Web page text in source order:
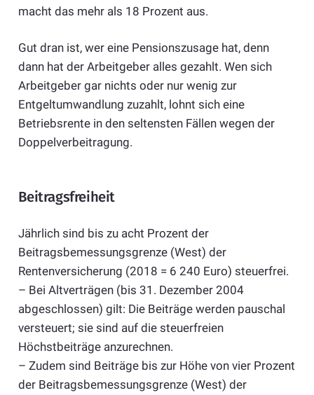
macht das mehr als 18 Prozent aus.
Gut dran ist, wer eine Pensionszusage hat, denn
dann hat der Arbeitgeber alles gezahlt. Wen sich
Arbeitgeber gar nichts oder nur wenig zur
Entgeltumwandlung zuzahlt, lohnt sich eine
Betriebsrente in den seltensten Fällen wegen der
Doppelverbeitragung.
Beitragsfreiheit
Jährlich sind bis zu acht Prozent der
Beitragsbemessungsgrenze (West) der
Rentenversicherung (2018 = 6 240 Euro) steuerfrei.
– Bei Altverträgen (bis 31. Dezember 2004
abgeschlossen) gilt: Die Beiträge werden pauschal
versteuert; sie sind auf die steuerfreien
Höchstbeiträge anzurechnen.
– Zudem sind Beiträge bis zur Höhe von vier Prozent
der Beitragsbemessungsgrenze (West) der